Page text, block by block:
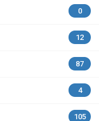
0
12
87
4
105